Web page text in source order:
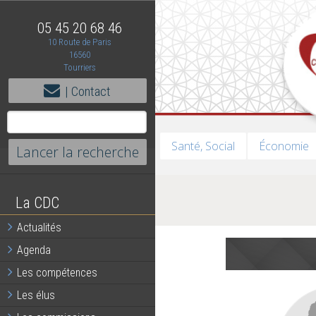
05 45 20 68 46
10 Route de Paris
16560
Tourriers
| Contact
La CDC
Actualités
Agenda
Les compétences
Les élus
Santé, Social Économie